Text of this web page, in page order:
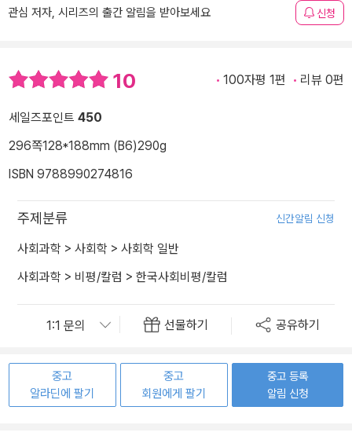
관심 저자, 시리즈의 출간 알림을 받아보세요 신청
10 100자평 1편 리뷰 0편
세일즈포인트 450
296쪽128*188mm (B6)290g
ISBN 9788990274816
주제분류 신간알림 신청
사회과학 > 사회학 > 사회학 일반
사회과학 > 비평/칼럼 > 한국사회비평/칼럼
선물하기 공유하기
중고
알라딘에 팔기
중고
회원에게 팔기
중고 등록
알림 신청